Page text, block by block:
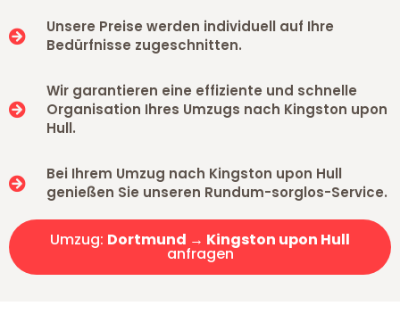
Unsere Preise werden individuell auf Ihre
Bedürfnisse zugeschnitten.
Wir garantieren eine effiziente und schnelle
Organisation Ihres Umzugs nach Kingston upon
Hull.
Bei Ihrem Umzug nach Kingston upon Hull
genießen Sie unseren Rundum-sorglos-Service.
Umzug: Dortmund → Kingston upon Hull
anfragen